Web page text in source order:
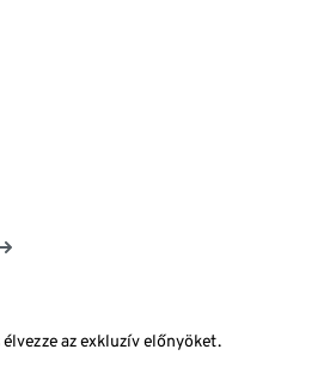
az exkluzív előnyöket.